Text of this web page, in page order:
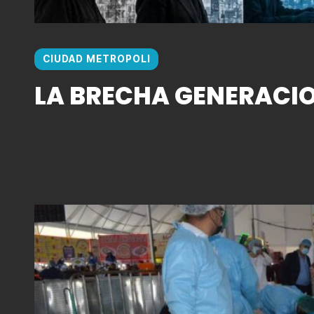
CIUDAD METROPOLI
LA BRECHA